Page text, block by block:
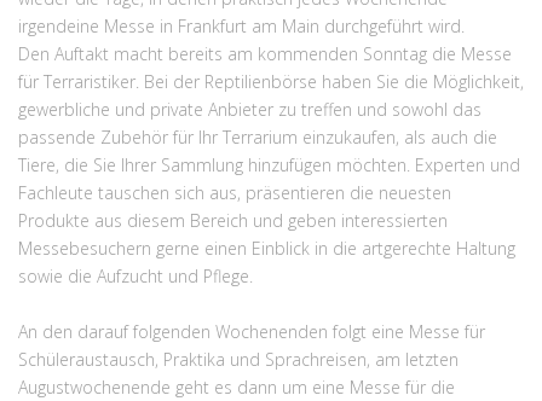
irgendeine Messe in Frankfurt am Main durchgeführt wird.
Den Auftakt macht bereits am kommenden Sonntag die Messe
für Terraristiker. Bei der Reptilienbörse haben Sie die Möglichkeit,
gewerbliche und private Anbieter zu treffen und sowohl das
passende Zubehör für Ihr Terrarium einzukaufen, als auch die
Tiere, die Sie Ihrer Sammlung hinzufügen möchten. Experten und
Fachleute tauschen sich aus, präsentieren die neuesten
Produkte aus diesem Bereich und geben interessierten
Messebesuchern gerne einen Einblick in die artgerechte Haltung
sowie die Aufzucht und Pflege.
An den darauf folgenden Wochenenden folgt eine Messe für
Schüleraustausch, Praktika und Sprachreisen, am letzten
Augustwochenende geht es dann um eine Messe für die